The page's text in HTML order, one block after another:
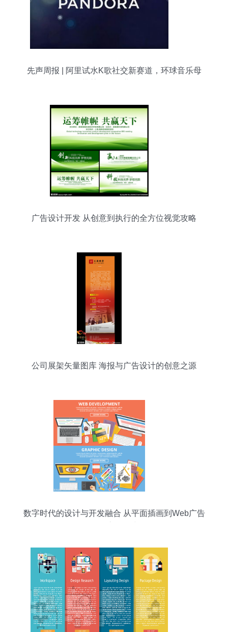
先声周报 | 阿里试水K歌社交新赛道，环球音乐母
广告设计开发 从创意到执行的全方位视觉攻略
公司展架矢量图库 海报与广告设计的创意之源
数字时代的设计与开发融合 从平面插画到Web广告